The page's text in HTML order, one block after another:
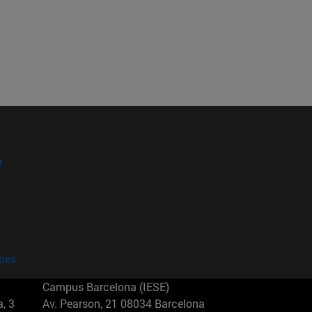
3
Campus Barcelona (IESE)
Av. Pearson, 21 08034 Barcelona